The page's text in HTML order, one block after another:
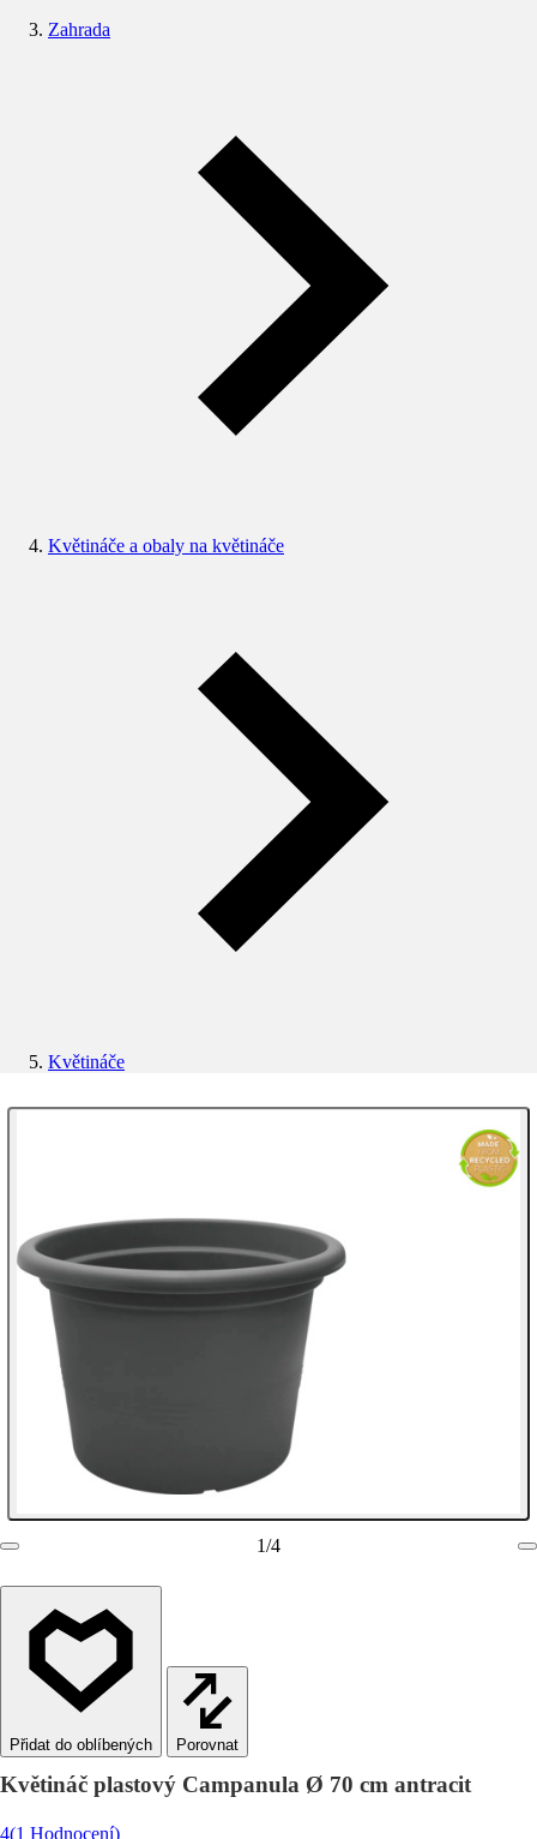
Zahrada
Květináče a obaly na květináče
Květináče
1/4
Porovnat
Květináč plastový Campanula Ø 70 cm antracit
4(1 Hodnocení)